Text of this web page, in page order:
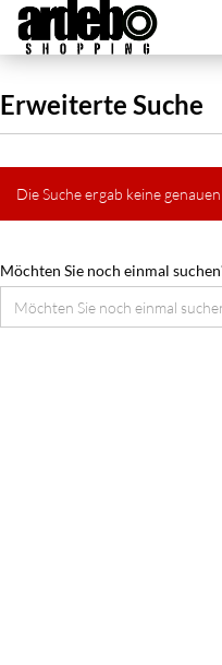
Erweiterte Suche
Die Suche ergab keine
Möchten Sie noch einmal